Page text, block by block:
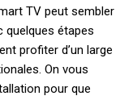
TV peut sembler
quelques étapes
profiter d’un large
On vous
pour que